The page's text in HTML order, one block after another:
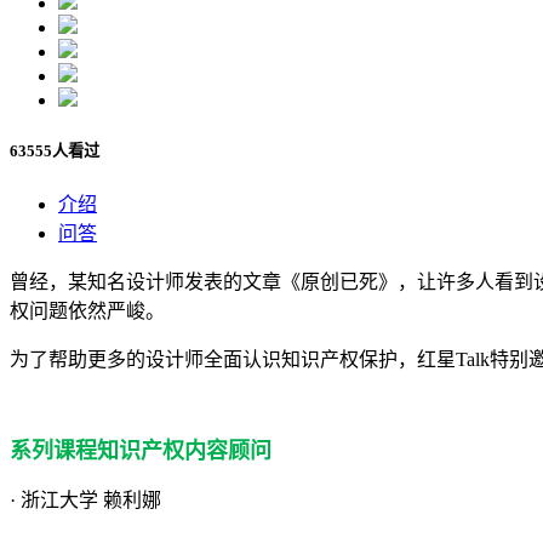
63555人看过
介绍
问答
曾经，某知名设计师发表的文章《原创已死》，让许多人看
权问题依然严峻。
为了帮助更多的设计师全面认识知识产权保护，红星Talk特
系列课程知识产权内容顾问
· 浙江大学 赖利娜